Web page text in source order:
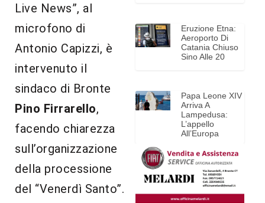
Live News”, al
microfono di
Antonio Capizzi, è
intervenuto il
sindaco di Bronte
Pino Firrarello,
facendo chiarezza
sull’organizzazione
della processione
del “Venerdì Santo”.
Eruzione Etna:
Aeroporto Di
Catania Chiuso
Sino Alle 20
Papa Leone XIV
Arriva A
Lampedusa:
L’appello
All’Europa